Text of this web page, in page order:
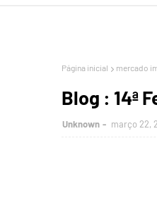
Página inicial mercado
Blog : 14ª
Unknown março 22,